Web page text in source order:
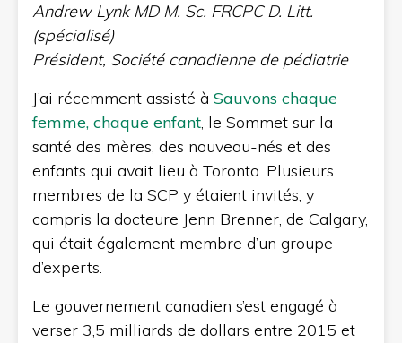
Andrew Lynk MD M. Sc. FRCPC D. Litt.
(spécialisé)
Président, Société canadienne de pédiatrie
J’ai récemment assisté à Sauvons chaque
femme, chaque enfant, le Sommet sur la
santé des mères, des nouveau-nés et des
enfants qui avait lieu à Toronto. Plusieurs
membres de la SCP y étaient invités, y
compris la docteure Jenn Brenner, de Calgary,
qui était également membre d’un groupe
d’experts.
Le gouvernement canadien s’est engagé à
verser 3,5 milliards de dollars entre 2015 et